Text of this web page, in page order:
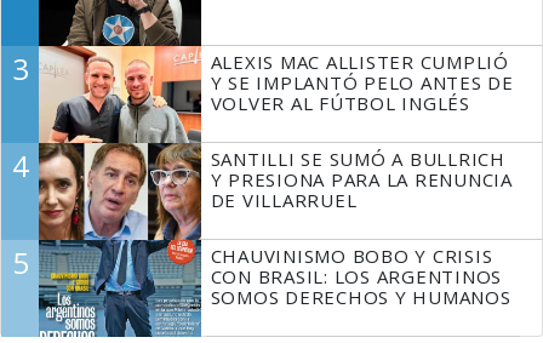
3
ALEXIS MAC ALLISTER CUMPLIÓ
Y SE IMPLANTÓ PELO ANTES DE
VOLVER AL FÚTBOL INGLÉS
4
SANTILLI SE SUMÓ A BULLRICH
Y PRESIONA PARA LA RENUNCIA
DE VILLARRUEL
5
CHAUVINISMO BOBO Y CRISIS
CON BRASIL: LOS ARGENTINOS
SOMOS DERECHOS Y HUMANOS